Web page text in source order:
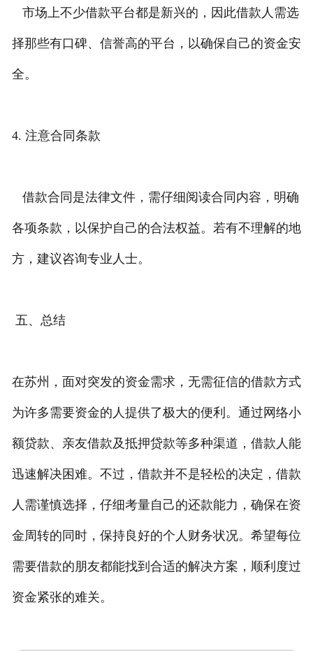
市场上不少借款平台都是新兴的，因此借款人需选
择那些有口碑、信誉高的平台，以确保自己的资金安
全。
4. 注意合同条款
借款合同是法律文件，需仔细阅读合同内容，明确
各项条款，以保护自己的合法权益。若有不理解的地
方，建议咨询专业人士。
五、总结
在苏州，面对突发的资金需求，无需征信的借款方式
为许多需要资金的人提供了极大的便利。通过网络小
额贷款、亲友借款及抵押贷款等多种渠道，借款人能
迅速解决困难。不过，借款并不是轻松的决定，借款
人需谨慎选择，仔细考量自己的还款能力，确保在资
金周转的同时，保持良好的个人财务状况。希望每位
需要借款的朋友都能找到合适的解决方案，顺利度过
资金紧张的难关。